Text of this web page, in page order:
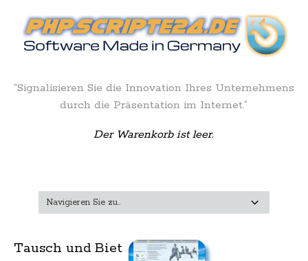
“Signalisieren Sie die Innovation Ihres Unternehmens
durch die Präsentation im Internet.”
Der Warenkorb ist leer.
Tausch und Biet